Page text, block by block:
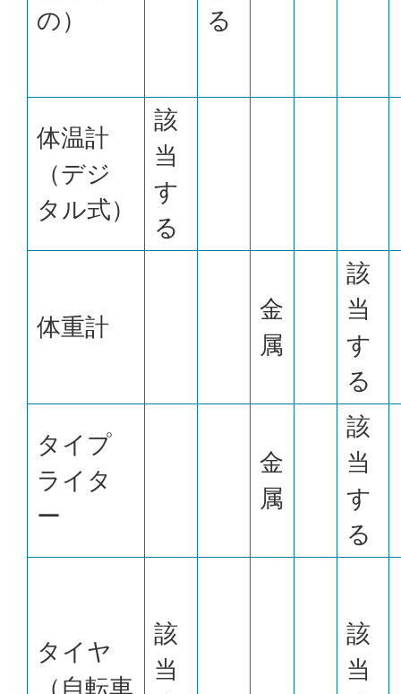
の）
る
体温計
（デジ
タル式）
該
当
す
る
体重計
金
属
該
当
す
る
タイプ
ライタ
ー
金
属
該
当
す
る
タイヤ
（自転車
該
当
該
当